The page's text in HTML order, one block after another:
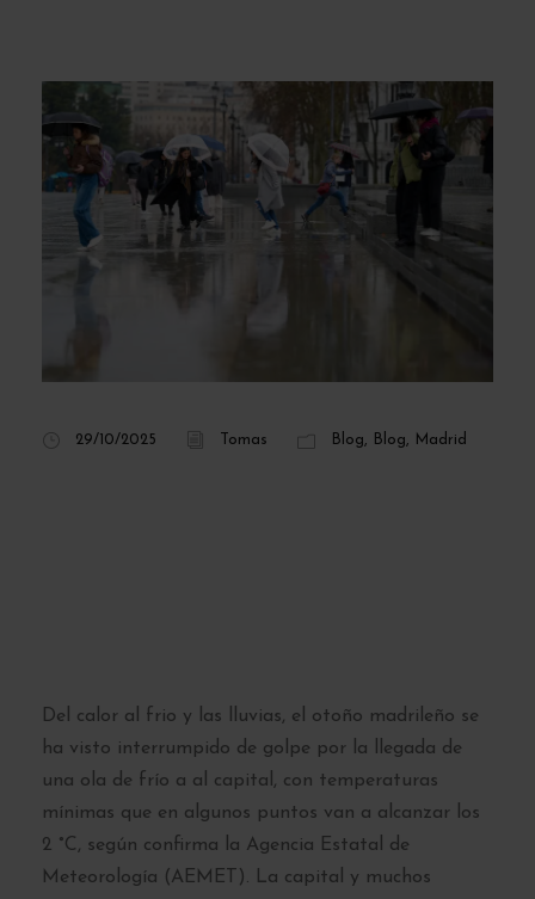
29/10/2025 Tomas Blog, Blog, Madrid
Del calor al frio y las lluvias, el otoño madrileño se
ha visto interrumpido de golpe por la llegada de
una ola de frío a al capital, con temperaturas
mínimas que en algunos puntos van a alcanzar los
2 °C, según confirma la Agencia Estatal de
Meteorología (AEMET). La capital y muchos